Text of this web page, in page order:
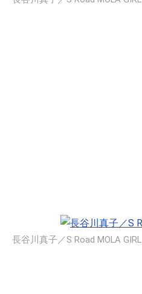
長谷川真子／S Road MOLA GIRL